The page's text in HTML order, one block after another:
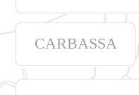
CARBASSA